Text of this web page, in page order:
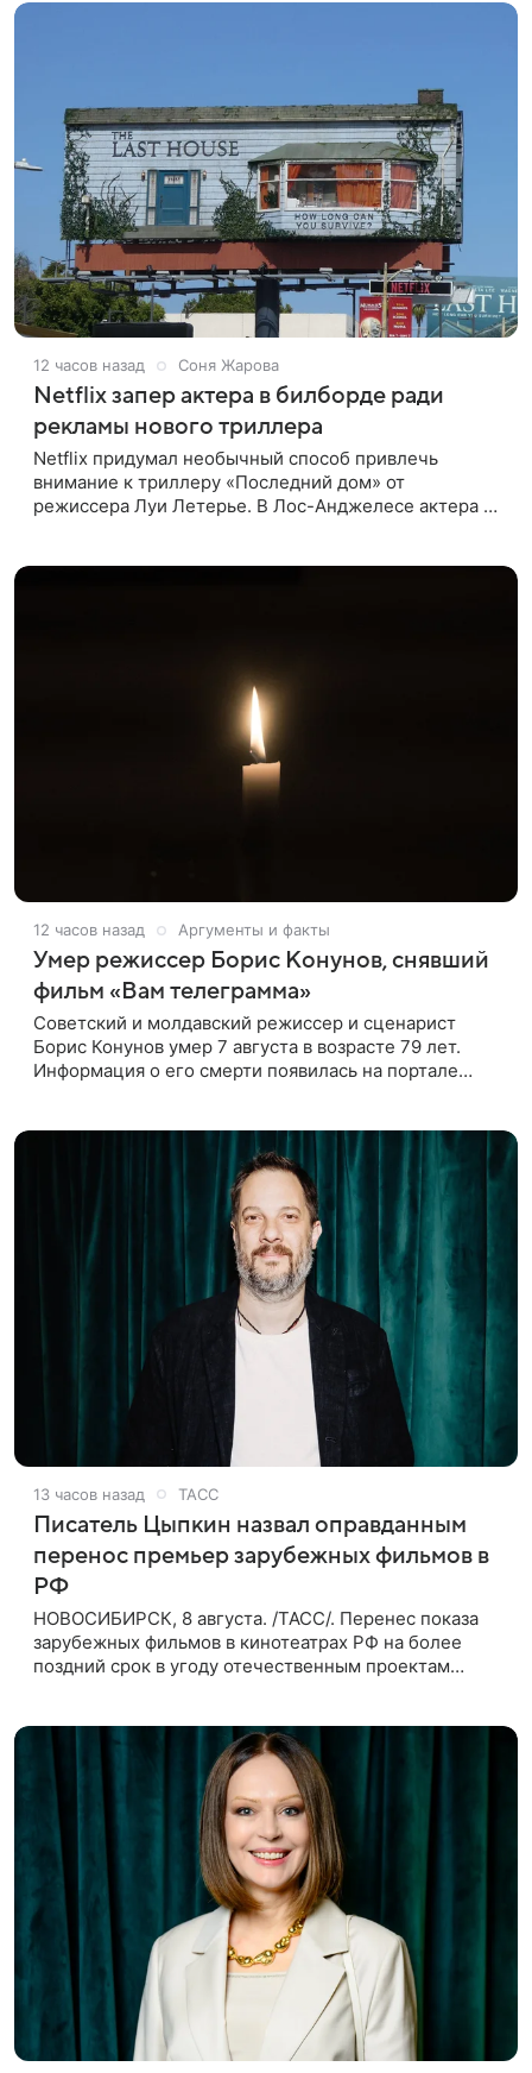
12 часов назад Соня Жарова
Netflix запер актера в билборде ради
рекламы нового триллера
Netflix придумал необычный способ привлечь
внимание к триллеру «Последний дом» от
режиссера Луи Летерье. В Лос-Анджелесе актера на
12 часов назад Аргументы и факты
Умер режиссер Борис Конунов, снявший
фильм «Вам телеграмма»
Советский и молдавский режиссер и сценарист
Борис Конунов умер 7 августа в возрасте 79 лет.
Информация о его смерти появилась на портале
13 часов назад ТАСС
Писатель Цыпкин назвал оправданным
перенос премьер зарубежных фильмов в
РФ
НОВОСИБИРСК, 8 августа. /ТАСС/. Перенес показа
зарубежных фильмов в кинотеатрах РФ на более
поздний срок в угоду отечественным проектам